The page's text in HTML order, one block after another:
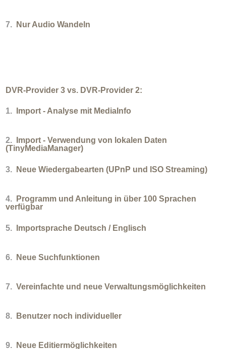
7. Nur Audio Wandeln
DVR-Provider 3 vs. DVR-Provider 2:
1. Import - Analyse mit MediaInfo
2.
Import - Verwendung von lokalen Daten
(TinyMediaManager)
3. Neue Wiedergabearten (UPnP und ISO Streaming)
4.
Programm und Anleitung in über 100 Sprachen
verfügbar
5. Importsprache Deutsch / Englisch
6. Neue Suchfunktionen
7. Vereinfachte und neue Verwaltungsmöglichkeiten
8. Benutzer noch individueller
9. Neue Editiermöglichkeiten